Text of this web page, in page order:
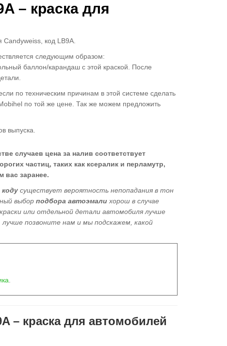
– краска для
Candyweiss, код LB9A.
следующим образом:
баллон/карандаш с этой краской. После
по техническим причинам в этой системе сделать
по той же цене. Так же можем предложить
выпуска.
случаев цена за налив соответствует
частиц, таких как ксералик и перламутр,
вас заранее.
коду существует вероятность непопадания в тон
выбор подбора автоэмали хорош в случае
или отдельной детали автомобиля лучше
лучше позвоните нам и мы подскажем, какой
– краска для автомобилей